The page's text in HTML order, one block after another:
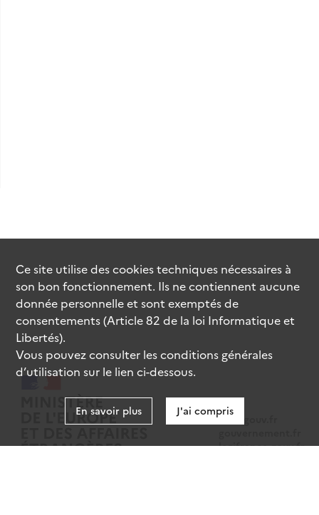
data.gouv.fr
legifrance.gouv.fr
Ce site utilise descookiestechniques nécessaires à
son bon fonctionnement. Ils ne contiennent aucune
donnée personnelle et sont exemptés de
consentements (Article 82 de la loi Informatique et
Libertés).
Vous pouvez consulter les conditions générales
d’utilisation sur le lien ci-dessous.
En savoir plus J'ai compris